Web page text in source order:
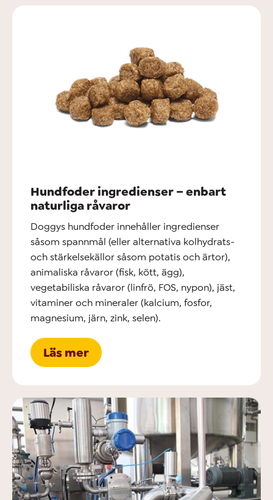
Hundfoder ingredienser – enbart
naturliga råvaror
Doggys hundfoder innehåller ingredienser
såsom spannmål (eller alternativa kolhydrats-
och stärkelsekällor såsom potatis och ärtor),
animaliska råvaror (fisk, kött, ägg),
vegetabiliska råvaror (linfrö, FOS, nypon), jäst,
vitaminer och mineraler (kalcium, fosfor,
magnesium, järn, zink, selen).
Läs mer